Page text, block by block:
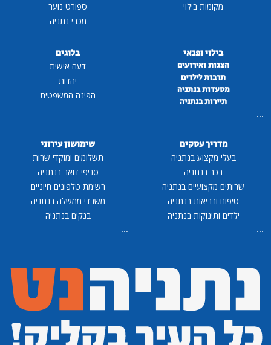
מקומות בילוי
ספורט נוער
מכבי נתניה
בילוי ופנאי
הצגות ואירועים
תרבות לילדים
מסעדות בנתניה
תיירות בנתניה
...
בלוגים
דעה אישית
יהדות
הפינה המשפטית
מדריך עסקים
בעלי מקצוע בנתניה
רכב בנתניה
שרותים מקצועיים בנתניה
טיפוח ובריאות בנתניה
ילדים ותינוקות בנתניה
...
שימושון עירוני
תשלומים ומוקדי שרות
סניפי דואר בנתניה
רשימת טלפונים חיוניים
משרדי ממשלה בנתניה
בנקים בנתניה
...